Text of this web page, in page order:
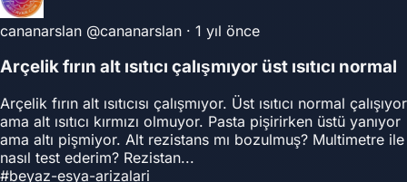
cananarslan @cananarslan · 1 yıl önce
Arçelik fırın alt ısıtıcı çalışmıyor üst ısıtıcı normal
Arçelik fırın alt ısıtıcısı çalışmıyor. Üst ısıtıcı normal çalışıyor
ama alt ısıtıcı kırmızı olmuyor. Pasta pişirirken üstü yanıyor
ama altı pişmiyor. Alt rezistans mı bozulmuş? Multimetre ile
nasıl test ederim? Rezistan...
#beyaz-esya-arizalari